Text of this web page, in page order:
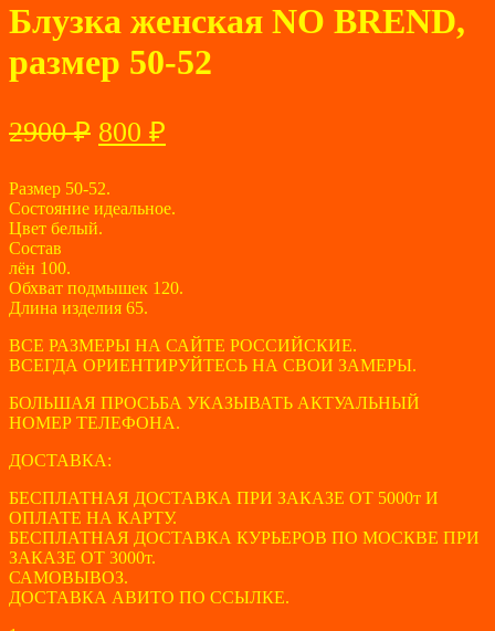
Блузка женская NO BREND,
размер 50-52
2900₽ Первоначальная
составляла
2900 ₽.
800 ₽
800 ₽.
Размер 50-52.
Состояние идеальное.
Цвет белый.
Состав
лён 100.
Обхват подмышек 120.
Длина изделия 65.
ВСЕ РАЗМЕРЫ НА САЙТЕ РОССИЙСКИЕ.
ВСЕГДА ОРИЕНТИРУЙТЕСЬ НА СВОИ ЗАМЕРЫ.
БОЛЬШАЯ ПРОСЬБА УКАЗЫВАТЬ АКТУАЛЬНЫЙ
НОМЕР ТЕЛЕФОНА.
ДОСТАВКА:
БЕСПЛАТНАЯ ДОСТАВКА ПРИ ЗАКАЗЕ ОТ 5000т И
ОПЛАТЕ НА КАРТУ.
БЕСПЛАТНАЯ ДОСТАВКА КУРЬЕРОВ ПО МОСКВЕ ПРИ
ЗАКАЗЕ ОТ 3000т.
САМОВЫВОЗ.
ДОСТАВКА АВИТО ПО ССЫЛКЕ.